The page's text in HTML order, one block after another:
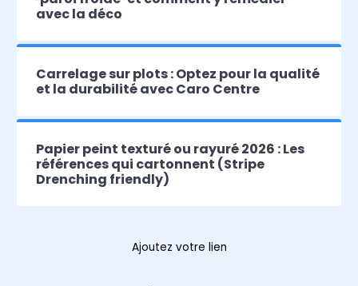
avec la déco
Carrelage sur plots : Optez pour la qualité
et la durabilité avec Caro Centre
Papier peint texturé ou rayuré 2026 : Les
références qui cartonnent (Stripe
Drenching friendly)
Ajoutez votre lien